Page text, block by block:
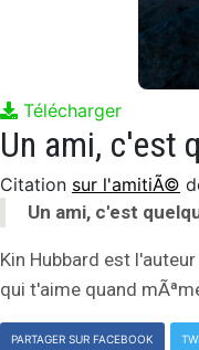
Télécharger
Citation sur l'amitiÃ©
Un ami, c'est
Kin Hubbard est l'auteur
qui t'aime quand
PARTAGER SUR FACEBOOK